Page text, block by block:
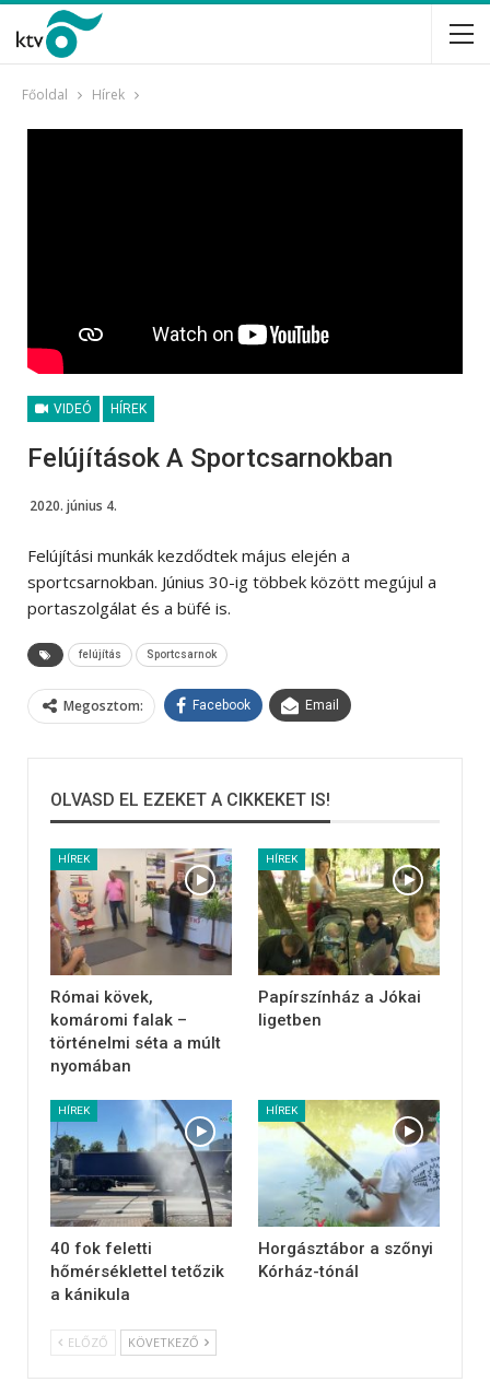
Főoldal Hírek
VIDEÓ HÍREK
Felújítások A Sportcsarnokban
2020. június 4.
Felújítási munkák kezdődtek május elején a
sportcsarnokban. Június 30-ig többek között megújul a
portaszolgálat és a büfé is.
felújítás Sportcsarnok
Megosztom: Facebook Email
OLVASD EL EZEKET A CIKKEKET IS!
HÍREK
Római kövek,
komáromi falak –
történelmi séta a múlt
nyomában
HÍREK
Papírszínház a Jókai
ligetben
HÍREK
40 fok feletti
hőmérséklettel tetőzik
a kánikula
HÍREK
Horgásztábor a szőnyi
Kórház-tónál
ELŐZŐ KÖVETKEZŐ